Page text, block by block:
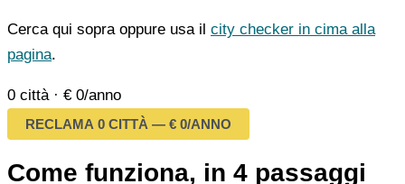
Cerca qui sopra oppure usa il city checker in cima alla
pagina.
0 città · € 0/anno
RECLAMA 0 CITTÀ — € 0/ANNO
Come funziona, in 4 passaggi